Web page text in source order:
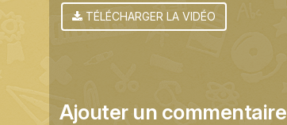
TÉLÉCHARGER LA VIDÉO
Ajouter un commentaire